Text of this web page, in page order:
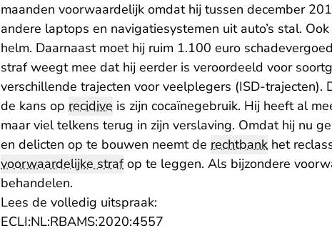
maanden voorwaardelijk omdat hij tussen december
andere laptops en navigatiesystemen uit auto’s stal.
helm. Daarnaast moet hij ruim 1.100 euro
straf weegt mee dat hij eerder is veroordeeld voor
verschillende trajecten voor veelplegers (ISD-trajecten).
de kans op recidive is zijn cocaïnegebruik. Hij heeft al
maar viel telkens terug in zijn verslaving. Omdat hij nu
en delicten op te bouwen neemt de rechtbank het
voorwaardelijke strafop te leggen. Als bijzondere
behandelen.
Lees de volledig uitspraak:
ECLI:NL:RBAMS:2020:4557